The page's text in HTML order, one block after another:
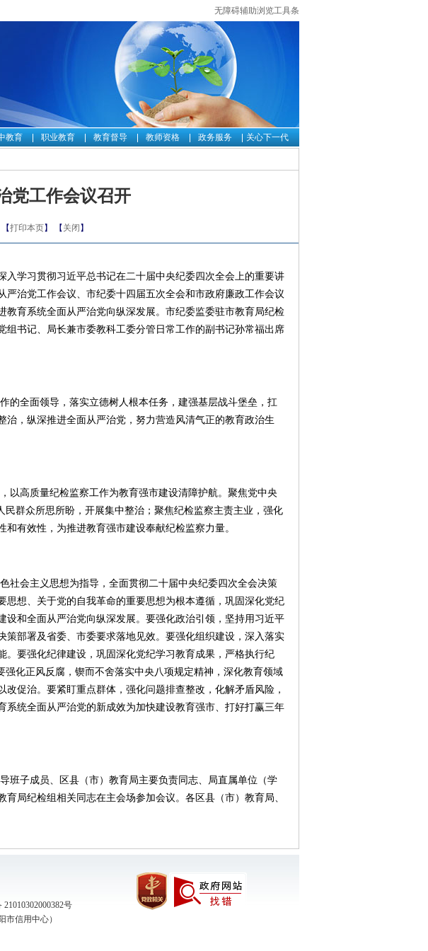
无障碍辅助浏览工具条
教育 职业教育 教育督导 教师资格 政务服务 关心下一代
党工作会议召开
打印本页】 【 关闭 】
学习贯彻习近平总书记在二十届中央纪委四次全会上的重要讲
治党工作会议、市纪委十四届五次全会和市政府廉政工作会议
教育系统全面从严治党向纵深发展。市纪委监委驻市教育局纪检
书记、局长兼市委教科工委分管日常工作的副书记孙常福出席
的全面领导，落实立德树人根本任务，建强基层战斗堡垒，扛
，纵深推进全面从严治党，努力营造风清气正的教育政治生
以高质量纪检监察工作为教育强市建设清障护航。聚焦党中央
群众所思所盼，开展集中整治；聚焦纪检监察主责主业，强化
有效性，为推进教育强市建设奉献纪检监察力量。
社会主义思想为指导，全面贯彻二十届中央纪委四次全会决策
想、关于党的自我革命的重要思想为根本遵循，巩固深化党纪
和全面从严治党向纵深发展。要强化政治引领，坚持用习近平
部署及省委、市委要求落地见效。要强化组织建设，深入落实
要强化纪律建设，巩固深化党纪学习教育成果，严格执行纪
化正风反腐，锲而不舍落实中央八项规定精神，深化教育领域
促治。要紧盯重点群体，强化问题排查整改，化解矛盾风险，
统全面从严治党的新成效为加快建设教育强市、打好打赢三年
班子成员、区县（市）教育局主要负责同志、局直属单位（学
局纪检组相关同志在主会场参加会议。各区县（市）教育局、
号
信用中心）